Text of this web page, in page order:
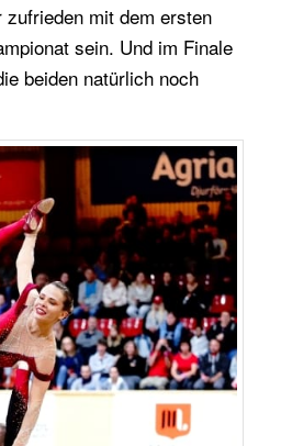
zufrieden mit dem ersten
sein. Und im Finale
beiden natürlich noch